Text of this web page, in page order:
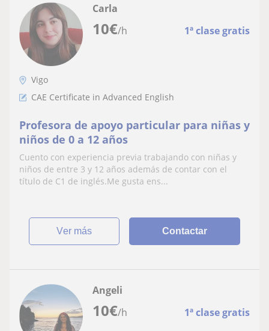
10€/h 1ª clase gratis
Carla
Vigo
CAE Certificate in Advanced English
Profesora de apoyo particular para niñas y
niños de 0 a 12 años
Cuento con experiencia previa trabajando con niñas y
niños de entre 3 y 12 años además de contar con el
título de C1 de inglés.Me gusta ens...
ver más Contactar
10€/h 1ª clase gratis
Angeli